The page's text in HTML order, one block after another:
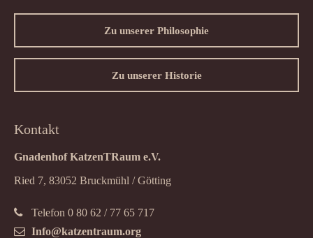
Zu unserer Philosophie
Zu unserer Historie
Kontakt
Gnadenhof KatzenTRaum e.V.
Ried 7, 83052 Bruckmühl / Götting
Telefon 0 80 62 / 77 65 717
Info@katzentraum.org